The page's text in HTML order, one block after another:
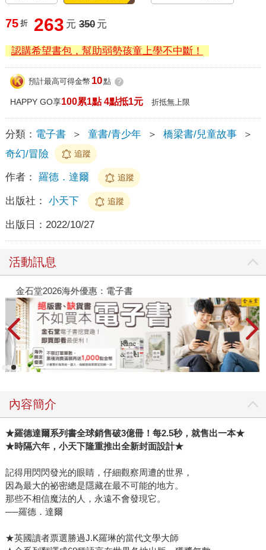
75 折 263 元 350 元
認購希望書包，幫助弱勢孩童上學不中斷！
預計最高可得金幣 10點 ?
HAPPY GO享100累1點 4點抵1元 折抵無上限
分類： 電子書 ＞ 童書/青少年 ＞ 橋梁書/兒童故事
＞
奇幻/冒險
追蹤
作者： 羅德．達爾 追蹤
出版社： 小天下 追蹤
出版日： 2022/10/27
活動訊息
金石堂2026海外優惠：電子書
內容簡介
★羅德達爾系列書全球銷售破3億冊！每2.5秒，就售出一本★
★時隔六年，小天下隆重推出全新封面設計★
記得用閃閃發光的眼睛，仔細觀察周遭的世界，
因為最大的祕密總是隱藏在最不可能的地方。
那些不相信魔法的人，永遠不會發現它。
──羅德．達爾
★英國讀者票選勝過J.K羅琳的當代文學大師